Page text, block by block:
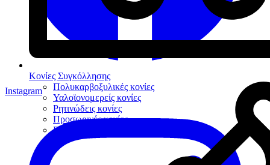
Κονίες Συγκόλλησης
Πολυκαρβοξυλικές κονίες
Υαλοϊονομερείς κονίες
Ρητινώδεις κονίες
Προσωρινές κονίες
Βοηθήματα συγκόλλησης
Instagram